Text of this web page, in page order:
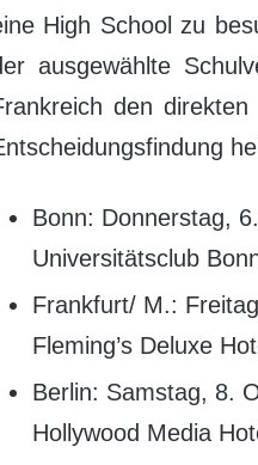
High School zu
ausgewählte
den
Bonn: Donnerstag,
Universitätsclub
Frankfurt/ M.:
Fleming’s Deluxe
Berlin: Samstag, 8.
Hollywood Media